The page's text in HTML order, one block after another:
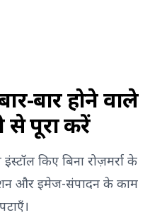
बार होने वाले
से पूरा करें
किए बिना रोज़मर्रा के
और इमेज-संपादन के काम